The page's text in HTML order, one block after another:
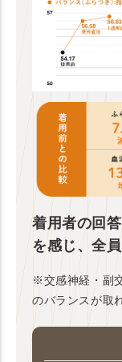
着用者の回答
を感じ、全
※交感神経・副
のバランスが取